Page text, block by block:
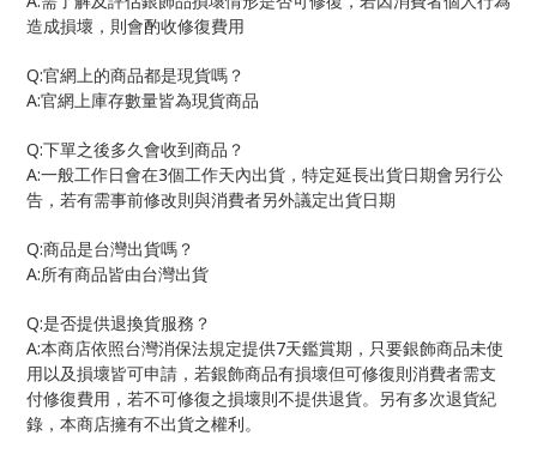
造成損壞，則會酌收修復費用
Q:官網上的商品都是現貨嗎？
A:官網上庫存數量皆為現貨商品
Q:下單之後多久會收到商品？
A:一般工作日會在3個工作天內出貨，特定延長出貨日期會另行公
告，若有需事前修改則與消費者另外議定出貨日期
Q:商品是台灣出貨嗎？
A:所有商品皆由台灣出貨
Q:是否提供退換貨服務？
A:本商店依照台灣消保法規定提供7天鑑賞期，只要銀飾商品未使
用以及損壞皆可申請，若銀飾商品有損壞但可修復則消費者需支
付修復費用，若不可修復之損壞則不提供退貨。另有多次退貨紀
錄，本商店擁有不出貨之權利。